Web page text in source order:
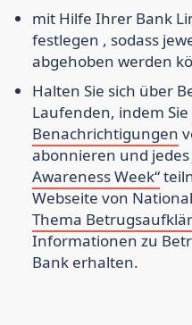
mit Hilfe Ihrer Bank
festlegen , sodass
abgehoben werden
Halten Sie sich über
Laufenden, indem Sie
Benachrichtigungen
abonnieren und jedes
Awareness Week“
Webseite von
Thema
Informationen zu
Bank erhalten.